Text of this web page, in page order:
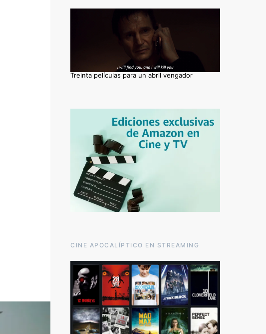
Treinta películas para un abril vengador
CINE APOCALÍPTICO EN STREAMING